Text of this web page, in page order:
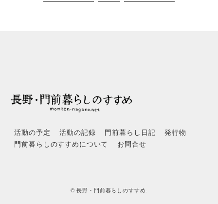
活動の予定 活動の記録 門前暮らし日記
発行物
門前暮らしのすすめについて
お問合せ
© 長野・門前暮らしのすすめ.